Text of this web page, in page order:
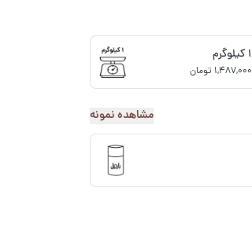
1 کیلوگرم
1,487,000 تومان
مشاهده نمونه